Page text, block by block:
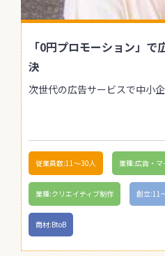
「0円プロモーション」
決
次世代の広告サービスで中小
従業員数:11〜30人 業種:広告・
業種:クリエイティブ制作 創立:11
商材:BtoB